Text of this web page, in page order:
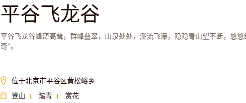
平谷飞龙谷
平谷飞龙谷峰峦高耸，群峰叠翠，山泉处处，溪流飞瀑，隐隐青山望不断，悠
奇”。
位于北京市平谷区黄松峪乡
登山
踏青 赏花